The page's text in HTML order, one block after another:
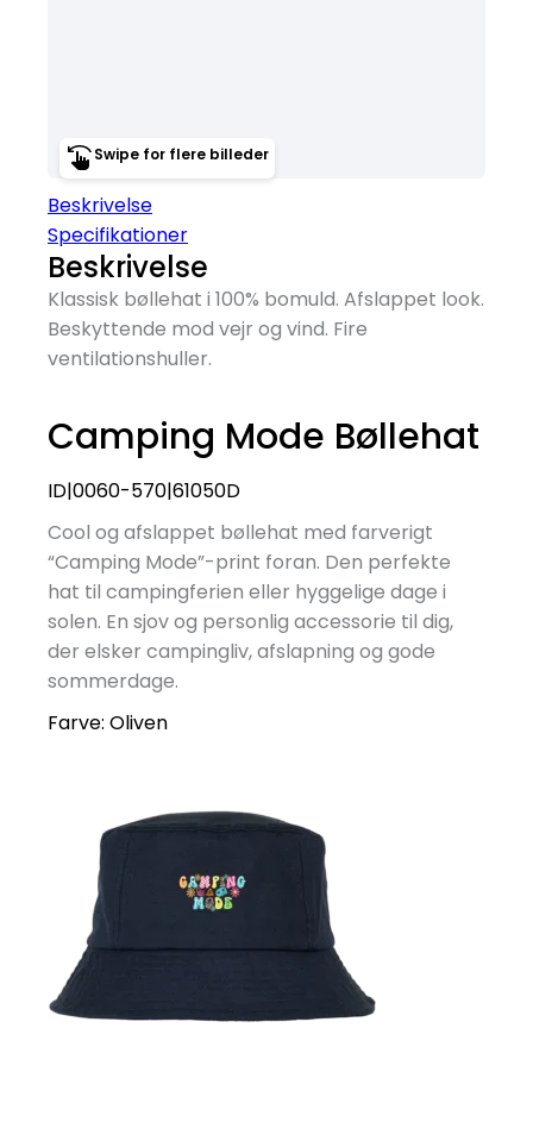
Swipe for flere billeder
Beskrivelse
Specifikationer
Beskrivelse
Klassisk bøllehat i 100% bomuld. Afslappet look.
Beskyttende mod vejr og vind. Fire
ventilationshuller.
Camping Mode Bøllehat
ID|0060-570|61050D
Cool og afslappet bøllehat med farverigt
“Camping Mode”-print foran. Den perfekte
hat til campingferien eller hyggelige dage i
solen. En sjov og personlig accessorie til dig,
der elsker campingliv, afslapning og gode
sommerdage.
Farve: Oliven